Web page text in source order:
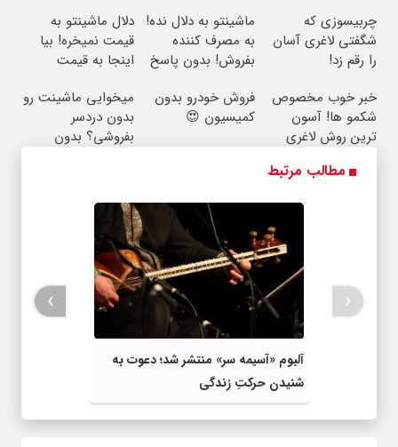
چربیسوزی که
شگفتی لاغری آسان
را رقم زد!
ماشینتو به دلال نده!
به مصرف کننده
بفروش! بدون پاسخ
دلال ماشینتو به
قیمت نمیخره! بیا
اینجا به قیمت
واقعی*
خبر خوب مخصوص
شکمو ها! آسون
ترین روش لاغری
فروش خودرو بدون
کمیسیون 😍
میخوایی ماشینت رو
بدون دردسر
بفروشی؟ بدون
مطالب مرتبط
آلبوم «آسیمه سر» منتشر شد؛ دعوت به
شنیدن حرکتِ زندگی
‹
›